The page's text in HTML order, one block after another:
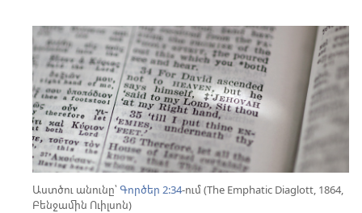
Աստծու անունը՝ Գործեր 2:34-ում (The Emphatic Diaglott, 1864,
Բենջամին Ուիլսոն)